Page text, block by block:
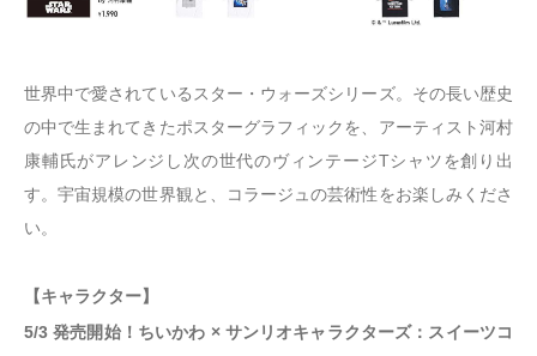
世界中で愛されているスター・ウォーズシリーズ。その長い歴史
の中で生まれてきたポスターグラフィックを、アーティスト河村
康輔氏がアレンジし次の世代のヴィンテージTシャツを創り出
す。宇宙規模の世界観と、コラージュの芸術性をお楽しみくださ
い。
【キャラクター】
5/3 発売開始！ちいかわ × サンリオキャラクターズ：スイーツコ